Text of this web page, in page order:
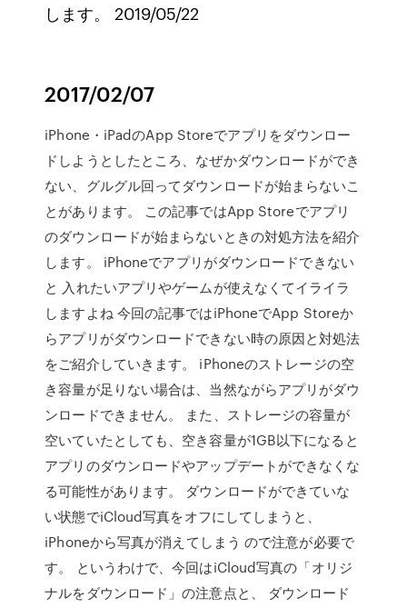
します。 2019/05/22
2017/02/07
iPhone・iPadのApp Storeでアプリをダウンロー
ドしようとしたところ、なぜかダウンロードができ
ない、グルグル回ってダウンロードが始まらないこ
とがあります。 この記事ではApp Storeでアプリ
のダウンロードが始まらないときの対処方法を紹介
します。 iPhoneでアプリがダウンロードできない
と 入れたいアプリやゲームが使えなくてイライラ
しますよね 今回の記事ではiPhoneでApp Storeか
らアプリがダウンロードできない時の原因と対処法
をご紹介していきます。 iPhoneのストレージの空
き容量が足りない場合は、当然ながらアプリがダウ
ンロードできません。 また、ストレージの容量が
空いていたとしても、空き容量が1GB以下になると
アプリのダウンロードやアップデートができなくな
る可能性があります。 ダウンロードができていな
い状態でiCloud写真をオフにしてしまうと、
iPhoneから写真が消えてしまう ので注意が必要で
す。 というわけで、今回はiCloud写真の「オリジ
ナルをダウンロード」の注意点と、 ダウンロード